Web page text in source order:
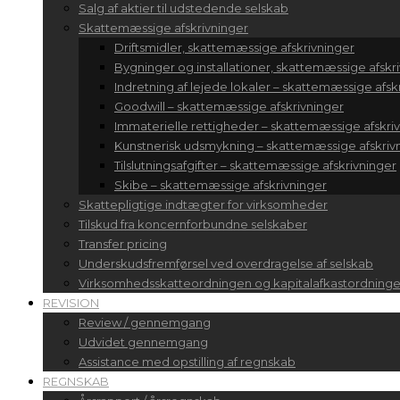
Salg af aktier til udstedende selskab
Skattemæssige afskrivninger
Driftsmidler, skattemæssige afskrivninger
Bygninger og installationer, skattemæssige
Indretning af lejede lokaler – skattemæssige
Goodwill – skattemæssige afskrivninger
Immaterielle rettigheder – skattemæssige
Kunstnerisk udsmykning – skattemæssige
Tilslutningsafgifter – skattemæssige afskrivninger
Skibe – skattemæssige afskrivninger
Skattepligtige indtægter for virksomheder
Tilskud fra koncernforbundne selskaber
Transfer pricing
Underskudsfremførsel ved overdragelse af selskab
Virksomhedsskatteordningen og
REVISION
Review / gennemgang
Udvidet gennemgang
Assistance med opstilling af regnskab
REGNSKAB